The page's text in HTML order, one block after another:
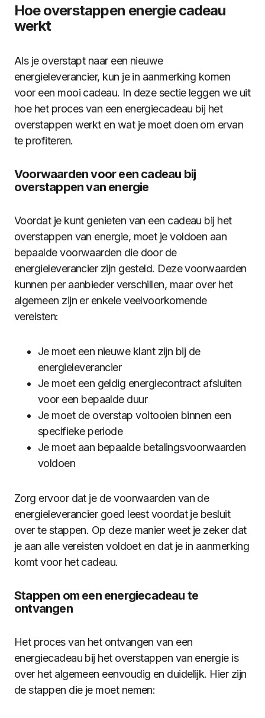
Hoe overstappen energie cadeau
werkt
Als je overstapt naar een nieuwe
energieleverancier, kun je in aanmerking komen
voor een mooi cadeau. In deze sectie leggen we uit
hoe het proces van een energiecadeau bij het
overstappen werkt en wat je moet doen om ervan
te profiteren.
Voorwaarden voor een cadeau bij
overstappen van energie
Voordat je kunt genieten van een cadeau bij het
overstappen van energie, moet je voldoen aan
bepaalde voorwaarden die door de
energieleverancier zijn gesteld. Deze voorwaarden
kunnen per aanbieder verschillen, maar over het
algemeen zijn er enkele veelvoorkomende
vereisten:
Je moet een nieuwe klant zijn bij de
energieleverancier
Je moet een geldig energiecontract afsluiten
voor een bepaalde duur
Je moet de overstap voltooien binnen een
specifieke periode
Je moet aan bepaalde betalingsvoorwaarden
voldoen
Zorg ervoor dat je de voorwaarden van de
energieleverancier goed leest voordat je besluit
over te stappen. Op deze manier weet je zeker dat
je aan alle vereisten voldoet en dat je in aanmerking
komt voor het cadeau.
Stappen om een energiecadeau te
ontvangen
Het proces van het ontvangen van een
energiecadeau bij het overstappen van energie is
over het algemeen eenvoudig en duidelijk. Hier zijn
de stappen die je moet nemen: